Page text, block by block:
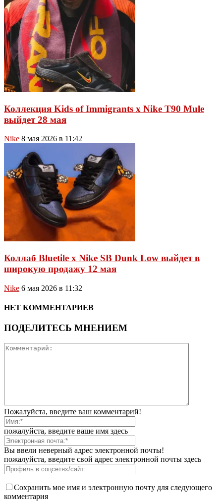
Коллекция Kids of Immigrants x Nike T90 Mule
выйдет 28 мая
Nike 8 мая 2026 в 11:42
Коллаб Bluetile x Nike SB Dunk Low выйдет в
широкую продажу 12 мая
Nike 6 мая 2026 в 11:32
НЕТ КОММЕНТАРИЕВ
ПОДЕЛИТЕСЬ МНЕНИЕМ
Пожалуйста, введите ваш комментарий!
пожалуйста, введите ваше имя здесь
Вы ввели неверный адрес электронной почты!
пожалуйста, введите свой адрес электронной почты здесь
Сохранить мое имя и электронную почту для следующего
комментария